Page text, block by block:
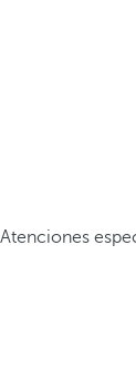
Atenciones